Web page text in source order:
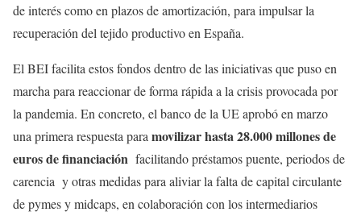
de interés como en plazos de amortización, para impulsar la
recuperación del tejido productivo en España.
El BEI facilita estos fondos dentro de las iniciativas que puso en
marcha para reaccionar de forma rápida a la crisis provocada por
la pandemia. En concreto, el banco de la UE aprobó en marzo
una primera respuesta para movilizar hasta 28.000 millones de
euros de financiación facilitando préstamos puente, periodos de
carencia y otras medidas para aliviar la falta de capital circulante
de pymes y midcaps, en colaboración con los intermediarios